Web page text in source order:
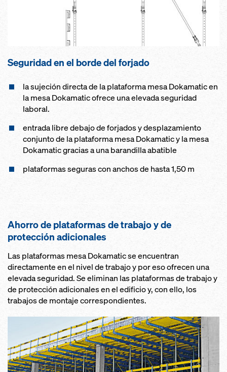
Seguridad en el borde del forja­do
la sujeción directa de la plataforma mesa Dokamatic en
la mesa Dokamatic ofrece una elevada seguridad
laboral.
entrada libre debajo de forjados y desplazamiento
conjunto de la plataforma mesa Dokamatic y la mesa
Dokamatic gracias a una barandilla abatible
plataformas seguras con anchos de hasta 1,50 m
Ahorro de plataformas de trabajo y de
protección adicionales
Las plataformas mesa Dokamatic se encuentran
directamente en el nivel de trabajo y por eso ofrecen una
elevada seguridad. Se eliminan las plataformas de trabajo y
de protección adicionales en el edificio y, con ello, los
trabajos de montaje correspondientes.